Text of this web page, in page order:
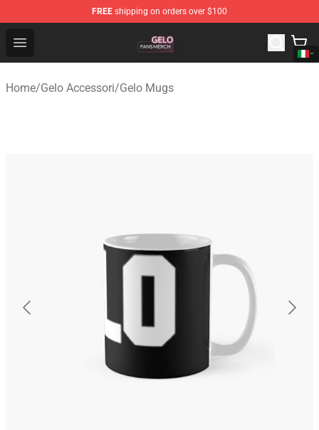
FREE shipping on orders over $100
Open menu
Gelo Shop - Official Gelo Merchandise Store
Home/Gelo Accessori/Gelo Mugs